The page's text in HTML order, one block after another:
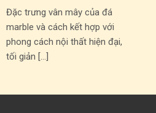
Đặc trưng vân mây của đá
marble và cách kết hợp với
phong cách nội thất hiện đại,
tối giản […]